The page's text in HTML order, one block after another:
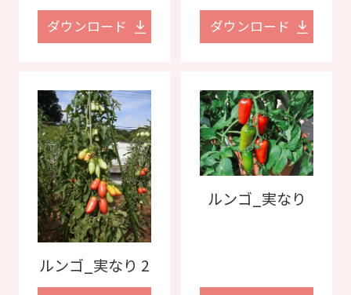
ダウンロード ダウンロード
ルンゴ_実なり 2
ルンゴ_実なり